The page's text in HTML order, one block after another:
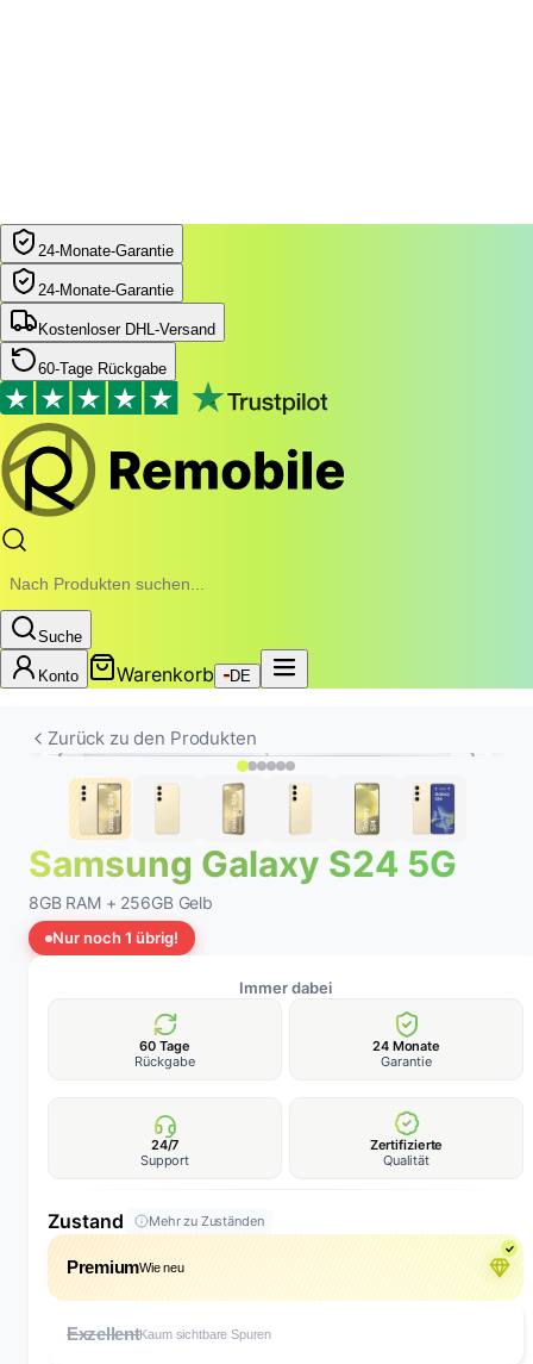
24‑Monate‑Garantie
24‑Monate‑Garantie
Kostenloser DHL-Versand
60-Tage Rückgabe
Suche
Konto Warenkorb DE
Zurück zu den Produkten
Samsung Galaxy S24 5G
8GB RAM + 256GB Gelb
Nur noch 1 übrig!
Immer dabei
60 Tage
Rückgabe
24 Monate
Garantie
24/7
Support
Zertifizierte
Qualität
Zustand Mehr zu Zuständen
PremiumWie neu
ExzellentKaum sichtbare Spuren